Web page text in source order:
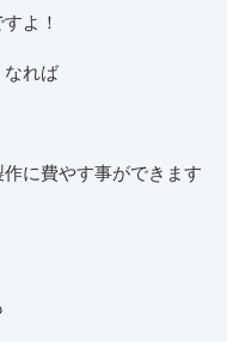
よ！
なれば
に費やす事ができます